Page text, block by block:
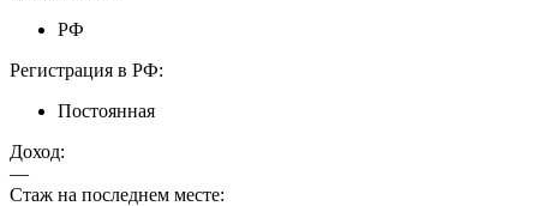
РФ
Регистрация в РФ:
Постоянная
Доход:
—
Стаж на последнем месте: